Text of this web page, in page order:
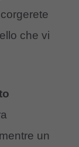
che vi
un